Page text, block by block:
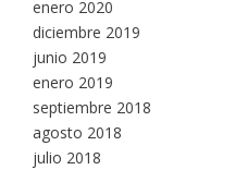
enero 2020
diciembre 2019
junio 2019
enero 2019
septiembre 2018
agosto 2018
julio 2018